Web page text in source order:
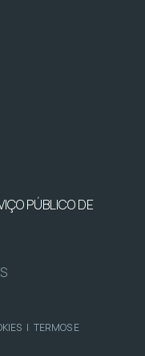
PÚBLICO DE
| TERMOS E